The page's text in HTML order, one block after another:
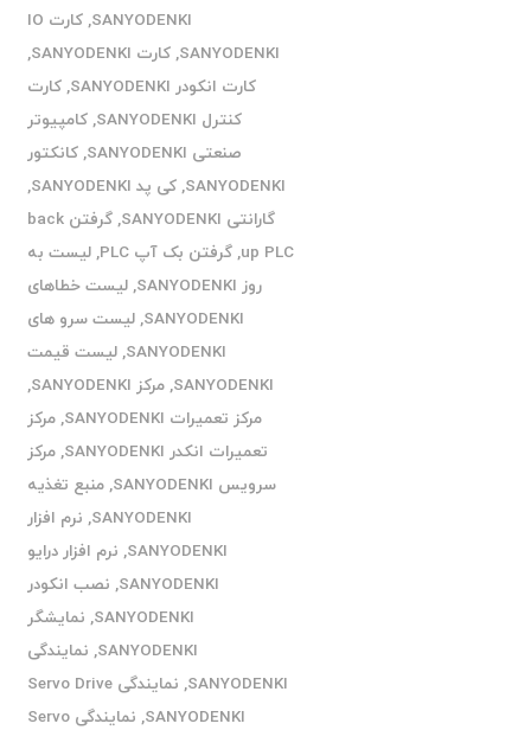
SANYODENKI
,
کارت IO
SANYODENKI
,کارت SANYODENKI
,
کارت انکودر SANYODENKI
,کارت
کنترل SANYODENKI
,کامپیوتر
صنعتی SANYODENKI
,کانکتور
SANYODENKI
,کی پد SANYODENKI
,
گارانتی SANYODENKI
,
گرفتن back
up PLC
,گرفتن بک آپ PLC ,لیست به
روز SANYODENKI
,لیست خطاهای
SANYODENKI
,لیست سرو های
SANYODENKI
,لیست قیمت
SANYODENKI
,مرکز SANYODENKI
,
مرکز تعمیرات SANYODENKI
,مرکز
تعمیرات انکدر SANYODENKI
,مرکز
سرویس SANYODENKI
,منبع تغذیه
SANYODENKI
, نرم افزار
SANYODENKI
, نرم افزار درایو
SANYODENKI
, نصب انکودر
SANYODENKI
, نمایشگر
SANYODENKI
, نمایندگی
SANYODENKI
,
نمایندگی Servo Drive
SANYODENKI
,
نمایندگی Servo